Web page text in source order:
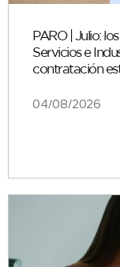
PARO | Julio:
Servicios e
contratación
04/08/2026